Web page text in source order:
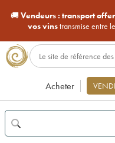
🚚Vendeurs : transport
vos vinstransmise entre
Acheter